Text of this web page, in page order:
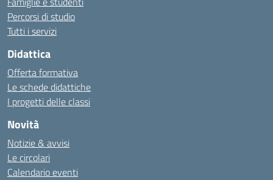
Percorsi di studio
Tutti i servizi
Didattica
Offerta formativa
Le schede didattiche
I progetti delle classi
Novità
Notizie & avvisi
Le circolari
Calendario eventi